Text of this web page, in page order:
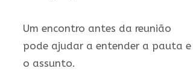
Um encontro antes da reunião
pode ajudar a entender a pauta e
o assunto.